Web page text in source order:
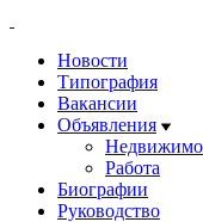
Новости
Типография
Вакансии
Объявления
Работа
Биографии
Руководство